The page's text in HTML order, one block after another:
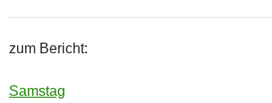
zum Bericht:
Samstag